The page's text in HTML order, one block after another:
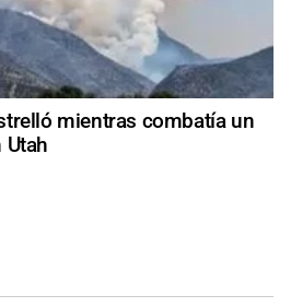
mientras combatía un